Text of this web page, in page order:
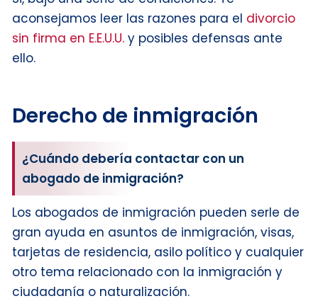
aconsejamos leer las razones para el divorcio
sin firma en E.E.U.U. y posibles defensas ante
ello.
Derecho de inmigración
¿Cuándo debería contactar con un
abogado de inmigración?
Los abogados de inmigración pueden serle de
gran ayuda en asuntos de inmigración, visas,
tarjetas de residencia, asilo político y cualquier
otro tema relacionado con la inmigración y
ciudadanía o naturalización.